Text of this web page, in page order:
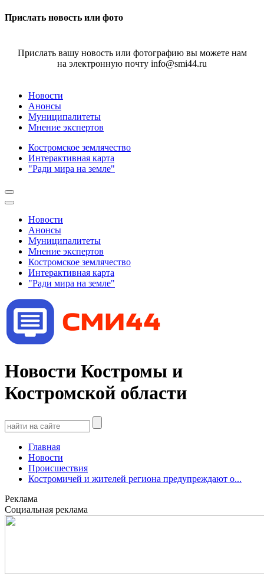
Прислать новость или фото
Прислать вашу новость или фотографию вы можете нам
на электронную почту info@smi44.ru
Новости
Анонсы
Муниципалитеты
Мнение экспертов
Костромское землячество
Интерактивная карта
"Ради мира на земле"
Новости
Анонсы
Муниципалитеты
Мнение экспертов
Костромское землячество
Интерактивная карта
"Ради мира на земле"
Новости Костромы и
Костромской области
Главная
Новости
Происшествия
Костромичей и жителей региона предупреждают о...
Реклама
Социальная реклама